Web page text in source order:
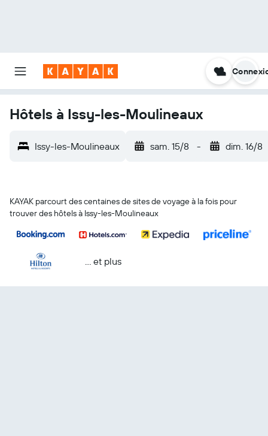
Hôtels à Issy-les-Moulineaux
Issy-les-Moulineaux sam. 15/8 - dim. 16/8
KAYAK parcourt des centaines de sites de voyage à la fois pour
trouver des hôtels à Issy-les-Moulineaux
… et plus